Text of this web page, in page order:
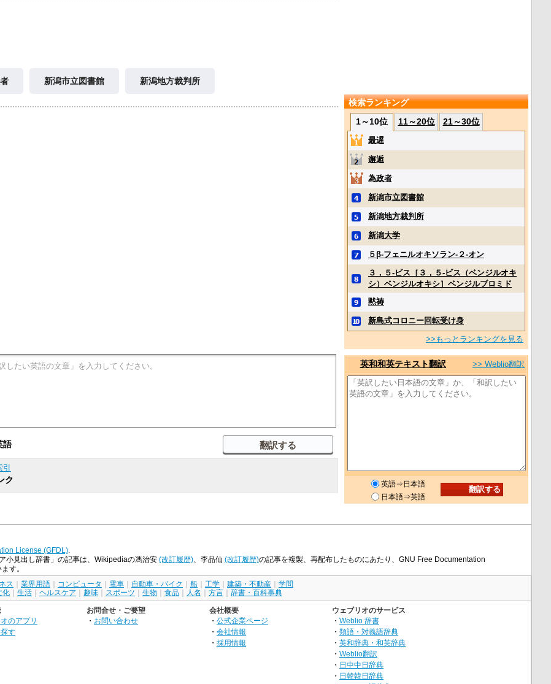
新潟市立図書館 新潟地方裁判所
語
ク
検索ランキング
1～10位
11～20位 21～30位
最遅
邂逅
為政者
新潟市立図書館
新潟地方裁判所
新潟大学
５β‐フェニルオキソラン‐２‐オン
３，５‐ビス［３，５‐ビス（ベンジルオキ
シ）ベンジルオキシ］ベンジルブロミド
黙祷
新島式コロニー回転受け身
>>もっとランキングを見る
英和和英テキスト翻訳 >> Weblio翻訳
英語⇒日本語
日本語⇒英語
License (GFDL)
小見出し辞書」の記事は、Wikipediaの馮治安 (改訂履歴) 、李品仙 (改訂履歴)の記事を複製、再配布したものにあたり、GNU Free Documentation
す。
ス 業界用語 コンピュータ 電車 自動車・バイク 船 工学 建築・不動産
学問
化
生活 ヘルスケア 趣味 スポーツ 生物 食品 人名 方言 辞書・百科事典
のアプリ
す
お問合せ・ご要望
・ お問い合わせ
会社概要
・ 公式企業ページ
・ 会社情報
・ 採用情報
ウェブリオのサービス
・ Weblio 辞書
・ 類語・対義語辞典
・ 英和辞典・和英辞典
・ Weblio翻訳
・ 日中中日辞典
・ 日韓韓日辞典